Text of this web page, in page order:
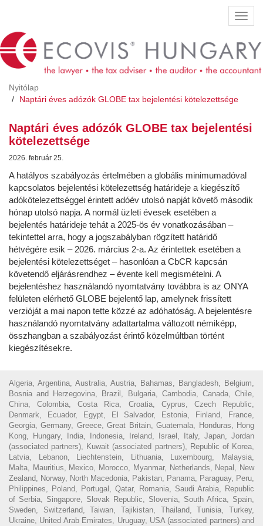
Nyitólap
Naptári éves adózók GLOBE tax bejelentési kötelezettsége
Naptári éves adózók GLOBE tax bejelentési
kötelezettsége
2026. február 25.
A hatályos szabályozás értelmében a globális minimumadóval
kapcsolatos bejelentési kötelezettség határideje a kiegészítő
adókötelezettséggel érintett adóév utolsó napját követő második
hónap utolsó napja. A normál üzleti évesek esetében a
bejelentés határideje tehát a 2025-ös év vonatkozásában –
tekintettel arra, hogy a jogszabályban rögzített határidő
hétvégére esik – 2026. március 2-a. Az érintettek esetében a
bejelentési kötelezettséget – hasonlóan a CbCR kapcsán
követendő eljárásrendhez – évente kell megismételni. A
bejelentéshez használandó nyomtatvány továbbra is az ONYA
felületen elérhető GLOBE bejelentő lap, amelynek frissített
verzióját a mai napon tette közzé az adóhatóság. A bejelentésre
használandó nyomtatvány adattartalma változott némiképp,
összhangban a szabályozást érintő közelmúltban történt
kiegészítésekre.
Algeria, Argentina, Australia, Austria, Bahamas, Bangladesh, Belgium,
Bosnia and Herzegovina, Brazil, Bulgaria, Cambodia, Canada, Chile,
China, Colombia, Costa Rica, Croatia, Cyprus, Czech Republic,
Denmark, Ecuador, Egypt, El Salvador, Estonia, Finland, France,
Georgia, Germany, Greece, Great Britain, Guatemala, Honduras, Hong
Kong, Hungary, India, Indonesia, Ireland, Israel, Italy, Japan, Jordan
(associated partners), Kuwait (associated partners), Republic of Korea,
Latvia, Lebanon, Liechtenstein, Lithuania, Luxembourg, Malaysia,
Malta, Mauritius, Mexico, Morocco, Myanmar, Netherlands, Nepal, New
Zealand, Norway, North Macedonia, Pakistan, Panama, Paraguay, Peru,
Philippines, Poland, Portugal, Qatar, Romania, Saudi Arabia, Republic
of Serbia, Singapore, Slovak Republic, Slovenia, South Africa, Spain,
Sweden, Switzerland, Taiwan, Tajikistan, Thailand, Tunisia, Turkey,
Ukraine, United Arab Emirates, Uruguay, USA (associated partners) and